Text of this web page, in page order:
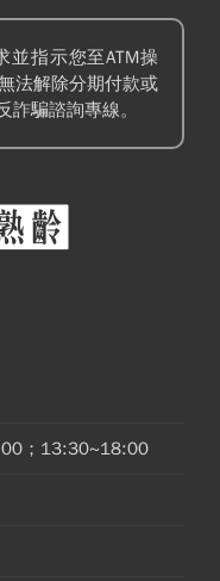
並指示您至ATM操
法解除分期付款或
騙諮詢專線。
；13:30~18:00